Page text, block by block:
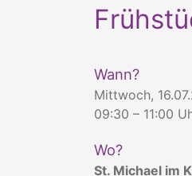
Wann?
Mittwoch,
09:30 – 11:00
Wo?
St. Michael im